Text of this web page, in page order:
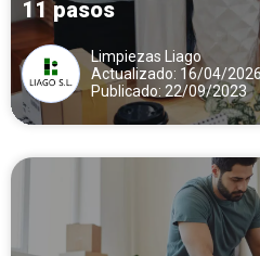
11 pasos
Limpiezas Liago
Actualizado: 16/04/
Publicado: 22/09/2023